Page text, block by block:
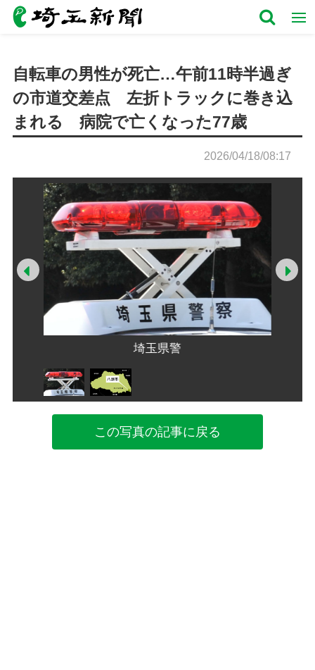
自転車の男性が死亡…午前11時半過ぎ
の市道交差点 左折トラックに巻き込
まれる 病院で亡くなった77歳
2026/04/18/08:17
埼玉県警
Prev
この写真の記事に戻る